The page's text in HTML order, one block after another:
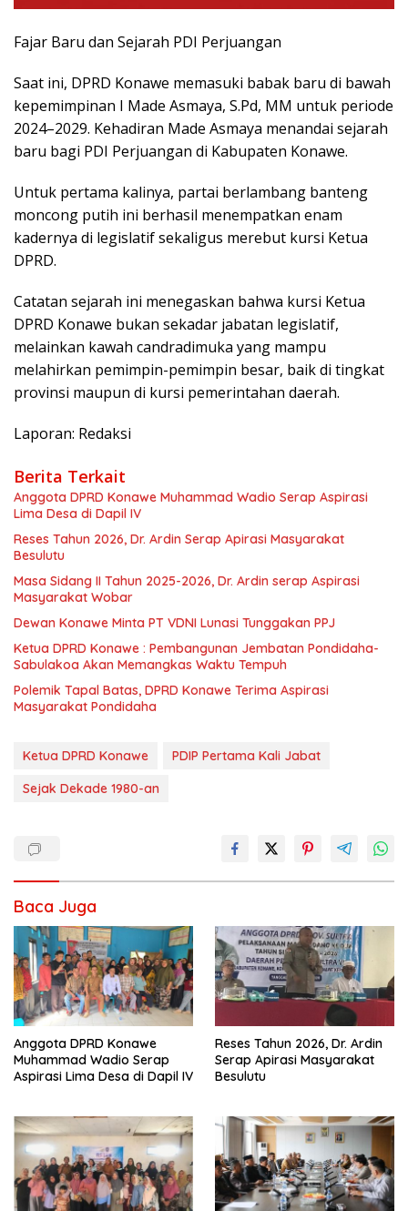
​Fajar Baru dan Sejarah PDI Perjuangan
Saat ini, DPRD Konawe memasuki babak baru di bawah
kepemimpinan I Made Asmaya, S.Pd, MM untuk periode
2024–2029. Kehadiran Made Asmaya menandai sejarah
baru bagi PDI Perjuangan di Kabupaten Konawe.
Untuk pertama kalinya, partai berlambang banteng
moncong putih ini berhasil menempatkan enam
kadernya di legislatif sekaligus merebut kursi Ketua
DPRD.
​Catatan sejarah ini menegaskan bahwa kursi Ketua
DPRD Konawe bukan sekadar jabatan legislatif,
melainkan kawah candradimuka yang mampu
melahirkan pemimpin-pemimpin besar, baik di tingkat
provinsi maupun di kursi pemerintahan daerah.
​Laporan: Redaksi
Berita Terkait
Anggota DPRD Konawe Muhammad Wadio Serap Aspirasi
Lima Desa di Dapil IV
Reses Tahun 2026, Dr. Ardin Serap Apirasi Masyarakat
Besulutu
Masa Sidang II Tahun 2025-2026, Dr. Ardin serap Aspirasi
Masyarakat Wobar
Dewan Konawe Minta PT VDNI Lunasi Tunggakan PPJ
Ketua DPRD Konawe : Pembangunan Jembatan Pondidaha-
Sabulakoa Akan Memangkas Waktu Tempuh
Polemik Tapal Batas, DPRD Konawe Terima Aspirasi
Masyarakat Pondidaha
Ketua DPRD Konawe
PDIP Pertama Kali Jabat
Sejak Dekade 1980-an
Baca Juga
Anggota DPRD Konawe
Muhammad Wadio Serap
Aspirasi Lima Desa di Dapil IV
Reses Tahun 2026, Dr. Ardin
Serap Apirasi Masyarakat
Besulutu